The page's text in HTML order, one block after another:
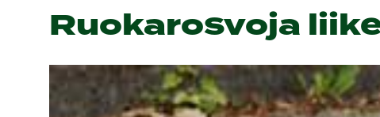
Ruokarosvoja